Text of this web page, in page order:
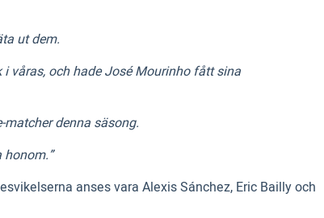
ut dem.
våras, och hade José Mourinho fått sina
denna säsong.
anses vara Alexis Sánchez, Eric Bailly och